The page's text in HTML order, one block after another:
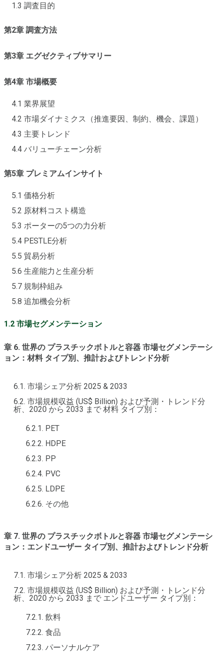
1.3 調査目的
第2章 調査方法
第3章 エグゼクティブサマリー
第4章 市場概要
4.1 業界展望
4.2 市場ダイナミクス（推進要因、制約、機会、課題）
4.3 主要トレンド
4.4 バリューチェーン分析
第5章 プレミアムインサイト
5.1 価格分析
5.2 原材料コスト構造
5.3 ポーターの5つの力分析
5.4 PESTLE分析
5.5 貿易分析
5.6 生産能力と生産分析
5.7 規制枠組み
5.8 追加機会分析
1.2 市場セグメンテーション
章 6. 世界の プラスチックボトルと容器 市場セグメンテーシ
ョン：材料 タイプ別、推計およびトレンド分析
6.1. 市場シェア分析 2025 & 2033
6.2. 市場規模収益 (US$ Billion) および予測・トレンド分
析、2020 から 2033 まで 材料 タイプ別：
6.2.1. PET
6.2.2. HDPE
6.2.3. PP
6.2.4. PVC
6.2.5. LDPE
6.2.6. その他
章 7. 世界の プラスチックボトルと容器 市場セグメンテーシ
ョン：エンドユーザー タイプ別、推計およびトレンド分析
7.1. 市場シェア分析 2025 & 2033
7.2. 市場規模収益 (US$ Billion) および予測・トレンド分
析、2020 から 2033 まで エンドユーザー タイプ別：
7.2.1. 飲料
7.2.2. 食品
7.2.3. パーソナルケア